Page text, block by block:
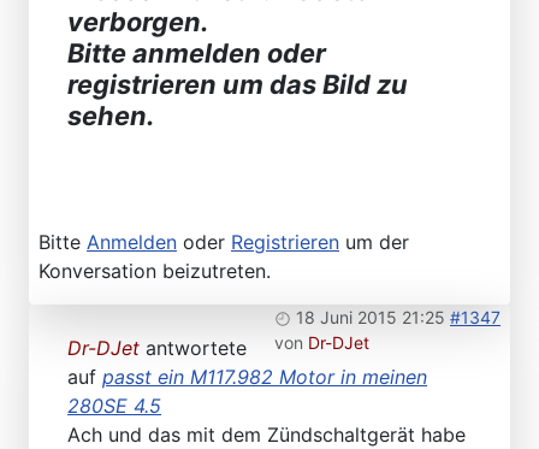
verborgen.
Bitte anmelden oder
registrieren um das Bild zu
sehen.
Bitte Anmelden oder Registrieren um der
Konversation beizutreten.
18 Juni 2015 21:25 #1347
von Dr-DJet
Dr-DJet antwortete
auf passt ein M117.982 Motor in meinen
280SE 4.5
Ach und das mit dem Zündschaltgerät habe